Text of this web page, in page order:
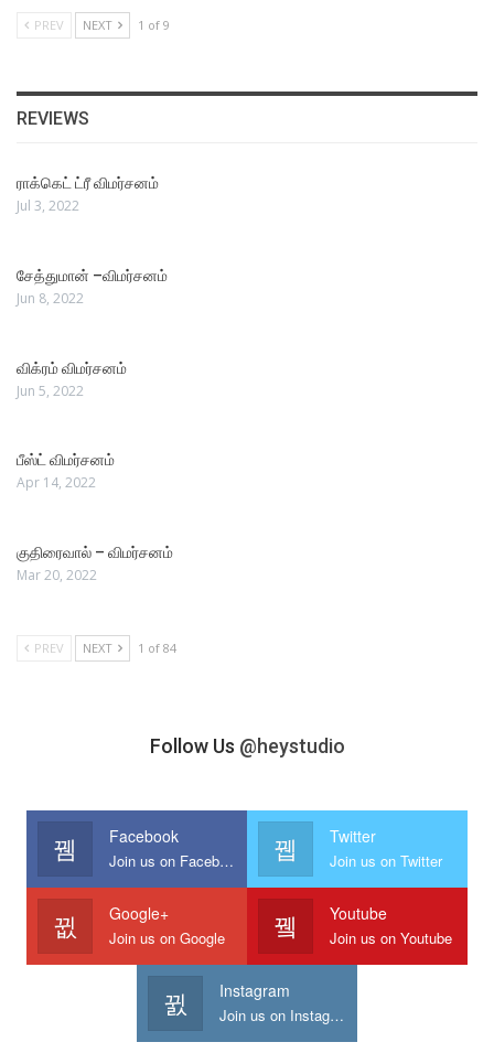
PREV NEXT 1 of 9
REVIEWS
ராக்கெட் ட்ரீ விமர்சனம்
Jul 3, 2022
சேத்துமான் –விமர்சனம்
Jun 8, 2022
விக்ரம் விமர்சனம்
Jun 5, 2022
பீஸ்ட் விமர்சனம்
Apr 14, 2022
குதிரைவால் – விமர்சனம்
Mar 20, 2022
PREV NEXT 1 of 84
Follow Us @heystudio
Facebook
Join us on Facebook
Twitter
Join us on Twitter
Google+
Join us on Google
Youtube
Join us on Youtube
Instagram
Join us on Instagram